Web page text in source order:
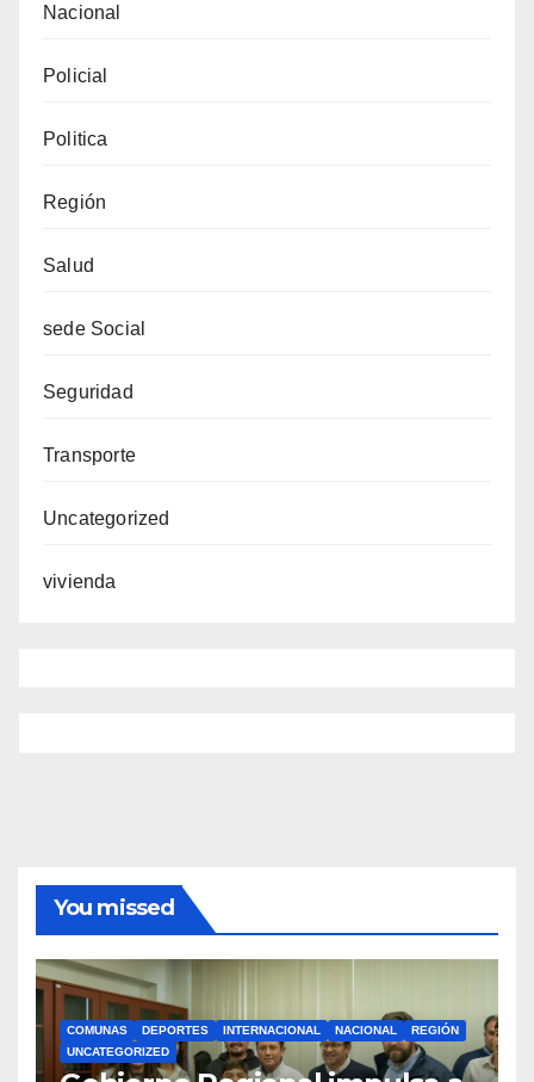
Nacional
Policial
Politica
Región
Salud
sede Social
Seguridad
Transporte
Uncategorized
vivienda
You missed
COMUNAS DEPORTES INTERNACIONAL NACIONAL
REGIÓN
UNCATEGORIZED